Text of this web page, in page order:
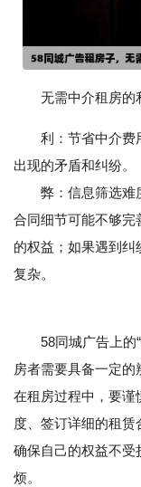
无需中介租房的
利：节省中介费
出现的矛盾和纠纷。
弊：信息筛选难度
合同细节可能不够完
的权益；如果遇到
复杂。
58同城广告上的“
房者需要具备一定的
在租房过程中，要谨
度、签订详细的租
确保自己的权益不受
烦。